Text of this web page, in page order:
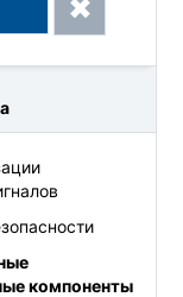
компоненты